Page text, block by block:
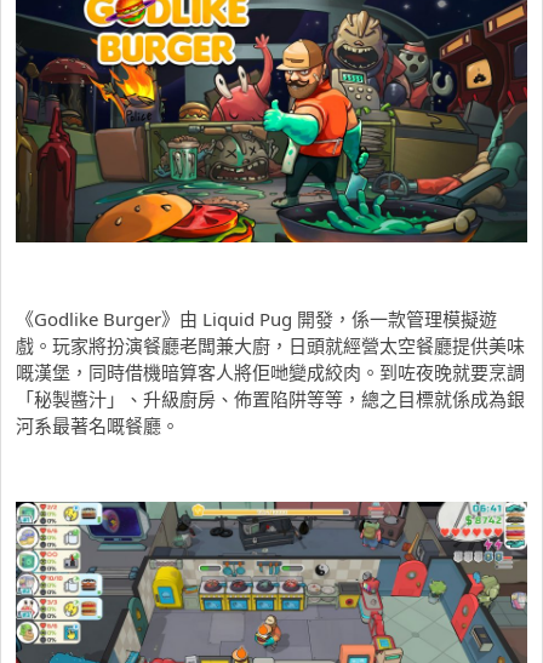
《Godlike Burger》由 Liquid Pug 開發，係一款管理模擬遊
戲。玩家將扮演餐廳老闆兼大廚，日頭就經營太空餐廳提供美味
嘅漢堡，同時借機暗算客人將佢哋變成絞肉。到咗夜晚就要烹調
「秘製醬汁」、升級廚房、佈置陷阱等等，總之目標就係成為銀
河系最著名嘅餐廳。